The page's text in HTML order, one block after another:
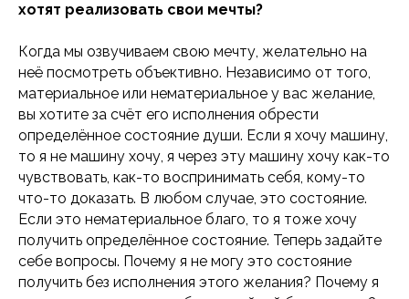
хотят реализовать свои мечты?
Когда мы озвучиваем свою мечту, желательно на
неё посмотреть объективно. Независимо от того,
материальное или нематериальное у вас желание,
вы хотите за счёт его исполнения обрести
определённое состояние души. Если я хочу машину,
то я не машину хочу, я через эту машину хочу как-то
чувствовать, как-то воспринимать себя, кому-то
что-то доказать. В любом случае, это состояние.
Если это нематериальное благо, то я тоже хочу
получить определённое состояние. Теперь задайте
себе вопросы. Почему я не могу это состояние
получить без исполнения этого желания? Почему я